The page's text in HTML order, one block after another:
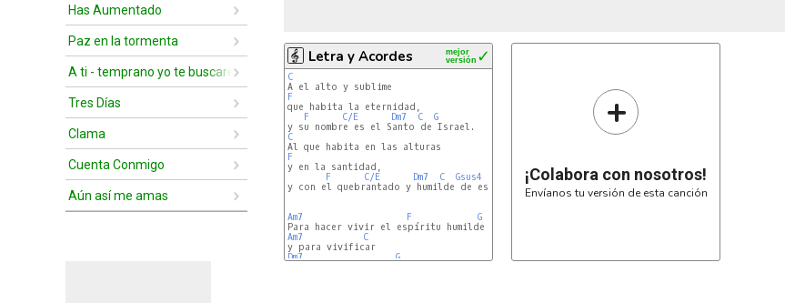
Has Aumentado
Paz en la tormenta
A ti - temprano yo te buscaré
Tres Días
Clama
Cuenta Conmigo
Aún así me amas
Letra y Acordes ✓
mejor
versión
C
F
F C/E Dm7 C
G
C
F
F C/E Dm7 C Gsus4
Am7
y con el quebrantado y humilde de espíritu.
Am7 F
G
Am7
C
Dm7
G
+
¡Colabora con nosotros!
Envíanos tu versión de esta canción